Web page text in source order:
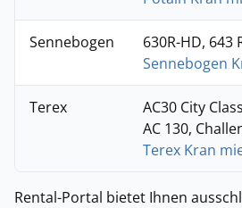
Sennebogen
630R-HD, 643
Sennebogen
Terex
AC30 City
AC 130,
Terex Kran
Rental-Portal bietet Ihnen